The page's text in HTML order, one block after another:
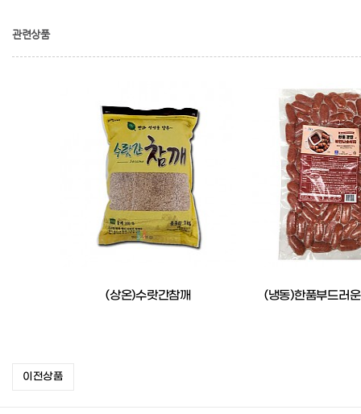
관련상품
(상온)수랏간참깨 (냉동)한품부드러
이전상품